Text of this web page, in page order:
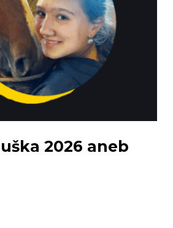
2026 aneb